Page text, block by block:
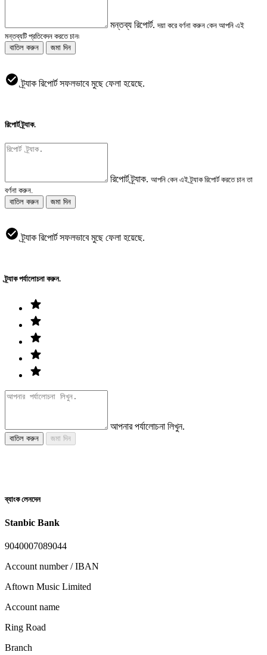
মন্তব্য রিপোর্ট. দয়া করে বর্ণনা করুন কেন আপনি এই
মন্তব্যটি প্রতিবেদন করতে চান৷
বাতিল করুন
জমা দিন
ট্র্যাক রিপোর্ট সফলভাবে মুছে ফেলা হয়েছে.
রিপোর্ট ট্র্যাক.
রিপোর্ট ট্র্যাক. আপনি কেন এই ট্র্যাক রিপোর্ট করতে চান তা
বর্ণনা করুন.
বাতিল করুন
জমা দিন
ট্র্যাক রিপোর্ট সফলভাবে মুছে ফেলা হয়েছে.
ট্র্যাক পর্যালোচনা করুন.
আপনার পর্যালোচনা লিখুন.
বাতিল করুন জমা দিন
ব্যাংক লেনদেন
Stanbic Bank
9040007089044
Account number / IBAN
Aftown Music Limited
Account name
Ring Road
Branch